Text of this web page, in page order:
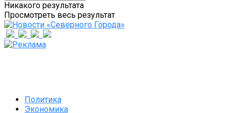
Никакого результата
Просмотреть весь результат
Политика
Экономика